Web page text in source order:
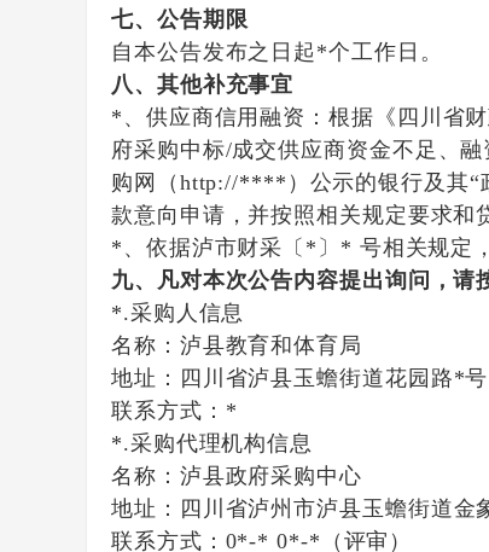
七、公告期限
自本公告发布之日起 *个工作日。
八、其他补充事宜
* 、供应商信用融资：根据《四川省
府采购中标/成交供应商资金不足、
购网（ http://**** ）公示的银行及其
款意向申请，并按照相关规定要求和
* 、依据泸市财采〔 * 〕 * 号相关规定
九、凡对本次公告内容提出询问，请
*.采购人信息
名称： 泸县教育和体育局
地址： 四川省泸县玉蟾街道花园路*号
联系方式： *
*.采购代理机构信息
名称： 泸县政府采购中心
地址： 四川省泸州市泸县玉蟾街道金
联系方式： 0*-* 0*-*（评审）